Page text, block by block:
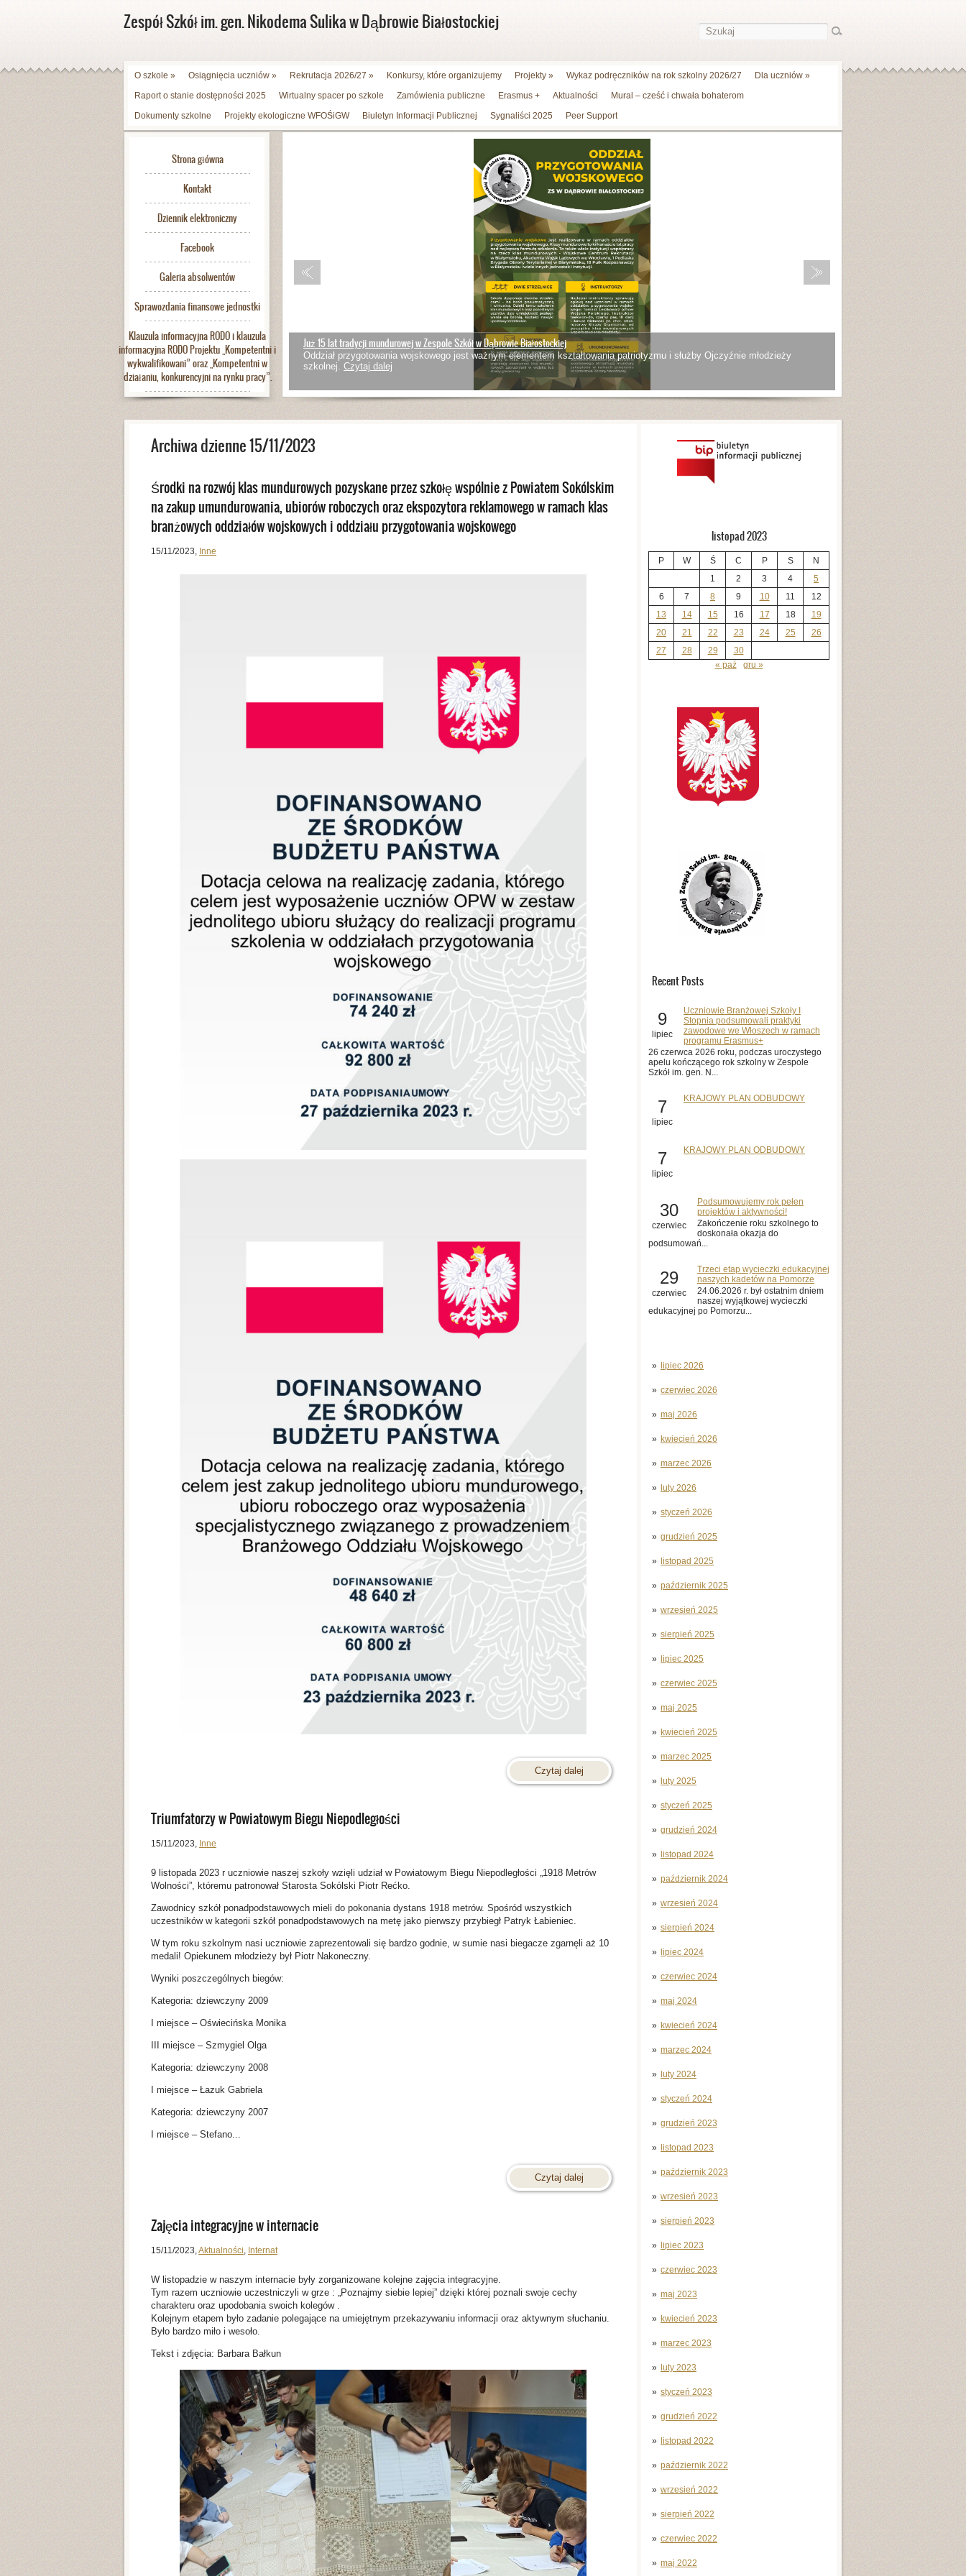
Zespół Szkół im. gen. Nikodema Sulika w Dąbrowie Białostockiej
O szkole » Osiągnięcia uczniów » Rekrutacja 2026/27 » Konkursy, które organizujemy Projekty » Wykaz podręczników na rok szkolny 2026/27 Dla uczniów »
Raport o stanie dostępności 2025
Wirtualny spacer po szkole Zamówienia publiczne Erasmus + Aktualności
Mural – cześć i chwała bohaterom
Dokumenty szkolne
Projekty ekologiczne WFOŚiGW Biuletyn Informacji Publicznej Sygnaliści 2025 Peer Support
Strona główna
Kontakt
Dziennik elektroniczny
Facebook
Galeria absolwentów
Sprawozdania finansowe jednostki
Klauzula informacyjna RODO i klauzula
informacyjna RODO Projektu „Kompetentni i
wykwalifikowani” oraz „Kompetentni w
działaniu, konkurencyjni na rynku pracy”.
Już 15 lat tradycji mundurowej w Zespole Szkół w Dąbrowie Białostockiej
Oddział przygotowania wojskowego jest ważnym elementem kształtowania patriotyzmu i służby Ojczyźnie młodzieży
szkolnej. Czytaj dalej
listopad 2023
P W Ś C P S
N
1
2 3 4
5
6
7 8 9 10 11
12
13
14 15 16 17 18
19
20
21 22 23 24 25
26
27
28 29
30
« paź
gru »
Recent Posts
9
lipiec
Uczniowie Branżowej Szkoły I
Stopnia podsumowali praktyki
zawodowe we Włoszech w ramach
programu Erasmus+
26 czerwca 2026 roku, podczas uroczystego
apelu kończącego rok szkolny w Zespole
Szkół im. gen. N...
7
lipiec
KRAJOWY PLAN ODBUDOWY
7
lipiec
KRAJOWY PLAN ODBUDOWY
30
czerwiec
Podsumowujemy rok pełen
projektów i aktywności!
Zakończenie roku szkolnego to
doskonała okazja do
podsumowań...
29
czerwiec
Trzeci etap wycieczki edukacyjnej
naszych kadetów na Pomorze
24.06.2026 r. był ostatnim dniem
naszej wyjątkowej wycieczki
edukacyjnej po Pomorzu...
lipiec 2026
czerwiec 2026
maj 2026
kwiecień 2026
marzec 2026
luty 2026
styczeń 2026
grudzień 2025
listopad 2025
październik 2025
wrzesień 2025
sierpień 2025
lipiec 2025
czerwiec 2025
maj 2025
kwiecień 2025
marzec 2025
luty 2025
styczeń 2025
grudzień 2024
listopad 2024
październik 2024
wrzesień 2024
sierpień 2024
lipiec 2024
czerwiec 2024
maj 2024
kwiecień 2024
marzec 2024
luty 2024
styczeń 2024
grudzień 2023
listopad 2023
październik 2023
wrzesień 2023
sierpień 2023
lipiec 2023
czerwiec 2023
maj 2023
kwiecień 2023
marzec 2023
luty 2023
styczeń 2023
grudzień 2022
listopad 2022
październik 2022
wrzesień 2022
sierpień 2022
czerwiec 2022
maj 2022
Archiwa dzienne 15/11/2023
Środki na rozwój klas mundurowych pozyskane przez szkołę wspólnie z Powiatem Sokólskim
na zakup umundurowania, ubiorów roboczych oraz ekspozytora reklamowego w ramach klas
branżowych oddziałów wojskowych i oddziału przygotowania wojskowego
15/11/2023, Inne
Czytaj dalej
Triumfatorzy w Powiatowym Biegu Niepodległości
15/11/2023, Inne
9 listopada 2023 r uczniowie naszej szkoły wzięli udział w Powiatowym Biegu Niepodległości „1918 Metrów
Wolności”, któremu patronował Starosta Sokólski Piotr Rećko.
Zawodnicy szkół ponadpodstawowych mieli do pokonania dystans 1918 metrów. Spośród wszystkich
uczestników w kategorii szkół ponadpodstawowych na metę jako pierwszy przybiegł Patryk Łabieniec.
W tym roku szkolnym nasi uczniowie zaprezentowali się bardzo godnie, w sumie nasi biegacze zgarnęli aż 10
medali! Opiekunem młodzieży był Piotr Nakoneczny.
Wyniki poszczególnych biegów:
Kategoria: dziewczyny 2009
I miejsce – Oświecińska Monika
III miejsce – Szmygiel Olga
Kategoria: dziewczyny 2008
I miejsce – Łazuk Gabriela
Kategoria: dziewczyny 2007
I miejsce – Stefano...
Czytaj dalej
Zajęcia integracyjne w internacie
15/11/2023,Aktualności, Internat
W listopadzie w naszym internacie były zorganizowane kolejne zajęcia integracyjne.
Tym razem uczniowie uczestniczyli w grze : „Poznajmy siebie lepiej” dzięki której poznali swoje cechy
charakteru oraz upodobania swoich kolegów .
Kolejnym etapem było zadanie polegające na umiejętnym przekazywaniu informacji oraz aktywnym słuchaniu.
Było bardzo miło i wesoło.
Tekst i zdjęcia: Barbara Bałkun